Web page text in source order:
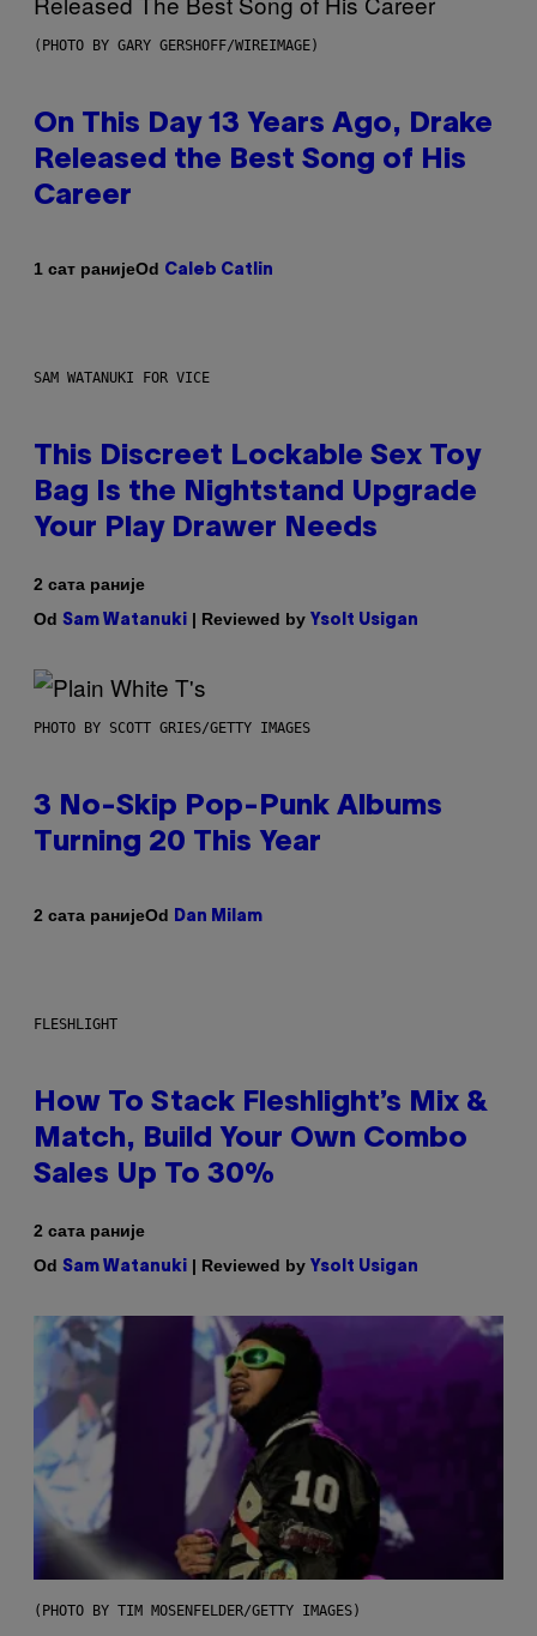
(PHOTO BY GARY GERSHOFF/WIREIMAGE)
On This Day 13 Years Ago, Drake
Released the Best Song of His
Career
1 сат ранијеOd Caleb Catlin
SAM WATANUKI FOR VICE
This Discreet Lockable Sex Toy
Bag Is the Nightstand Upgrade
Your Play Drawer Needs
2 сата раније
Od Sam Watanuki | Reviewed by Ysolt Usigan
PHOTO BY SCOTT GRIES/GETTY IMAGES
3 No-Skip Pop-Punk Albums
Turning 20 This Year
2 сата ранијеOd Dan Milam
FLESHLIGHT
How To Stack Fleshlight’s Mix &
Match, Build Your Own Combo
Sales Up To 30%
2 сата раније
Od Sam Watanuki | Reviewed by Ysolt Usigan
(PHOTO BY TIM MOSENFELDER/GETTY IMAGES)